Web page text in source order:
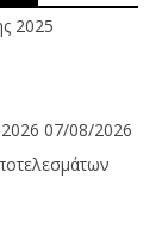
2025
07/08/2026